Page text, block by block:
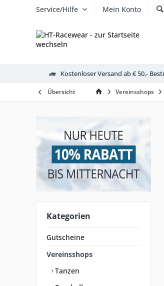
Service/Hilfe Mein Konto
Kostenloser Versand ab € 50,-
Übersicht Vereinsshops
Kategorien
Gutscheine
Vereinsshops
Tanzen